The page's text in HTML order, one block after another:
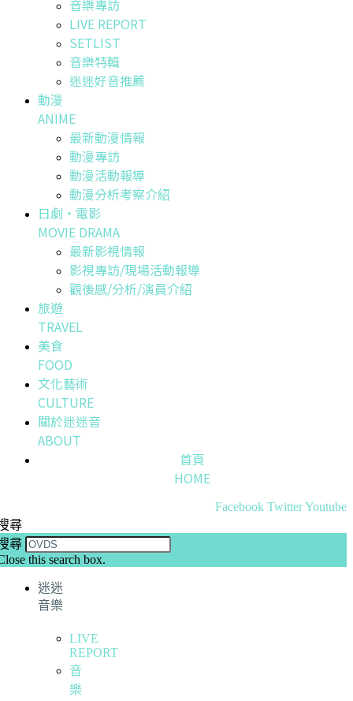
音樂專訪
LIVE REPORT
SETLIST
音樂特輯
迷迷好音推薦
動漫
ANIME
最新動漫情報
動漫專訪
動漫活動報導
動漫分析考察介紹
日劇・電影
MOVIE DRAMA
最新影視情報
影視專訪/現場活動報導
觀後感/分析/演員介紹
旅遊
TRAVEL
美食
FOOD
文化藝術
CULTURE
關於迷迷音
ABOUT
首頁
HOME
Facebook TwitterYoutube
尋
尋
this search box.
迷迷
音樂
LIVE
REPORT
音
樂